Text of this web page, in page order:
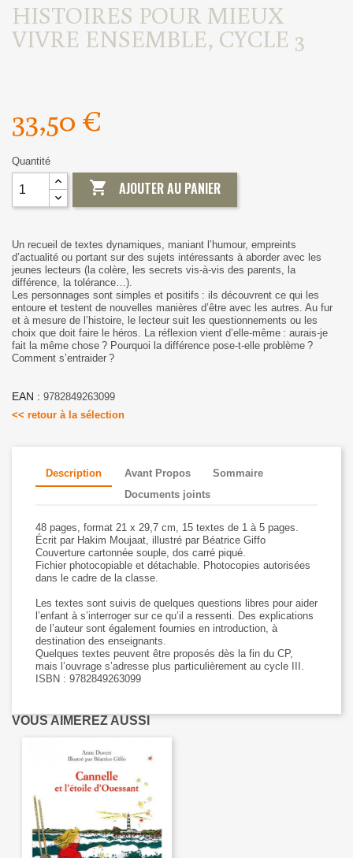
HISTOIRES POUR MIEUX
VIVRE ENSEMBLE, CYCLE 3
33,50 €
Quantité
 AJOUTER AU PANIER
Un recueil de textes dynamiques, maniant l’humour, empreints
d’actualité ou portant sur des sujets intéressants à aborder avec les
jeunes lecteurs (la colère, les secrets vis-à-vis des parents, la
différence, la tolérance…).
Les personnages sont simples et positifs : ils découvrent ce qui les
entoure et testent de nouvelles manières d’être avec les autres. Au fur
et à mesure de l’histoire, le lecteur suit les questionnements ou les
choix que doit faire le héros. La réflexion vient d’elle-même : aurais-je
fait la même chose ? Pourquoi la différence pose-t-elle problème ?
Comment s’entraider ?
EAN : 9782849263099
<< retour à la sélection
Description Avant Propos
Sommaire
Documents joints
48 pages, format 21 x 29,7 cm, 15 textes de 1 à 5 pages.
Écrit par Hakim Moujaat, illustré par Béatrice Giffo
Couverture cartonnée souple, dos carré piqué.
Fichier photocopiable et détachable. Photocopies autorisées
dans le cadre de la classe.
Les textes sont suivis de quelques questions libres pour aider
l’enfant à s’interroger sur ce qu’il a ressenti. Des explications
de l’auteur sont également fournies en introduction, à
destination des enseignants.
Quelques textes peuvent être proposés dès la fin du CP,
mais l’ouvrage s’adresse plus particulièrement au cycle III.
ISBN : 9782849263099
VOUS AIMEREZ AUSSI